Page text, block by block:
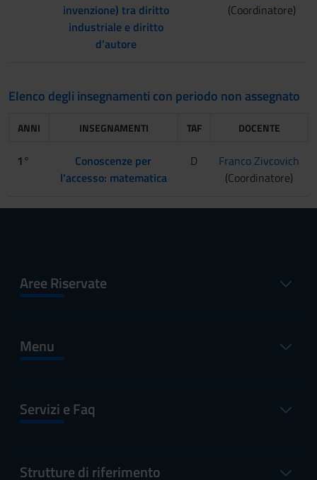
invenzione) tra diritto
industriale e diritto
d’autore
(Coordinatore)
Elenco degli insegnamenti con periodo non assegnato
ANNI INSEGNAMENTI TAF DOCENTE
1°
Conoscenze per
l'accesso: matematica
D
Franco Zivcovich
(Coordinatore)
Aree Riservate
Menu
Servizi e Faq
Strutture di riferimento